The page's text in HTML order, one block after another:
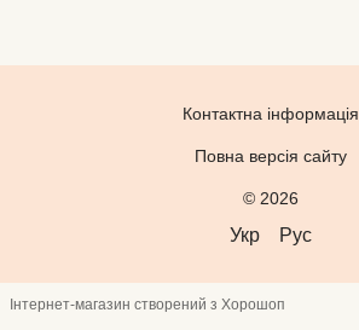
Контактна інформація
Повна версія сайту
© 2026
Укр Рус
Інтернет-магазин створений з Хорошоп